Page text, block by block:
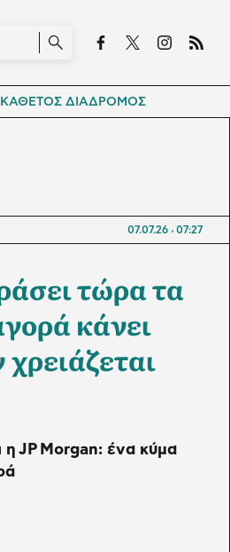
ΚΑΘΕΤΟΣ ΔΙΑΔΡΟΜΟΣ
07.07.26 07:27
τώρα τα
κάνει
η JP Morgan: ένα κύμα